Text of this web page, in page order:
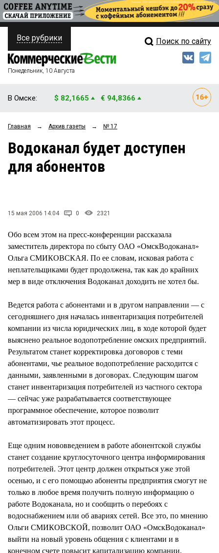
ПОЛИТИКА
ФИНАНСЫ
ОБЩЕСТВО
ЗАКОН
НОВОСТИ КОМПАНИЙ
Свежий выпуск
Рейтинги
Все рубрики Поиск по сайту
Понедельник, 10 Августа
В Омске: $ 82,1665 € 94,8366
Главная → Архив газеты → № 17
Водоканал будет доступен
для абонентов
15 мая 2006 14:04 0 2321
Обо всем этом на пресс-конференции рассказала
заместитель директора по сбыту ОАО «ОмскВодоканал»
Ольга СМИКОВСКАЯ. По ее словам, исковая работа с
неплательщиками будет продолжена, так как до крайних
мер в виде отключения Водоканал доходить не хотел бы.
Ведется работа с абонентами и в другом направлении — с
сегодняшнего дня началась инвентаризация потребителей
компании из числа юридических лиц, в ходе которой будет
выяснено реальное водопотребление омских предприятий.
Результатом станет корректировка договоров с теми
абонентами, чье реальное водопотребление расходится с
данными, заявленными в договорах. Следующим шагом
станет инвентаризация потребителей из частного сектора
— сейчас уже разрабатывается соответствующее
программное обеспечение, которое позволит
автоматизировать этот процесс.
Еще одним нововведением в работе абонентской службы
станет создание круглосуточного центра информирования
потребителей. Этот центр должен открыться уже этой
осенью, и с его помощью абоненты предприятия смогут не
только в любое время получить полную информацию о
работе Водоканала, но и сообщить о перебоях с
водоснабжением или об авариях сетей. Все это, по мнению
Ольги СМИКОВСКОЙ, позволит ОАО «ОмскВодоканал»
выйти на новый уровень общения с клиентами и в
конечном счете повысит капитализацию компании.